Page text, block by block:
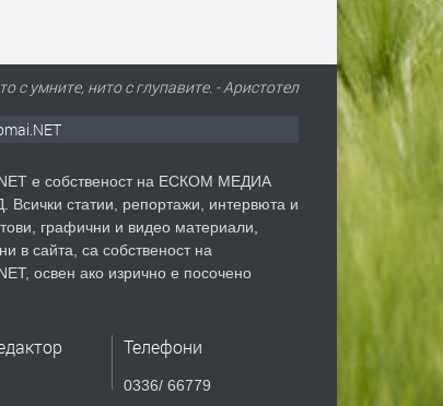
с умните, нито с глупавите. - Аристотел
е собственост на ЕСКОМ МЕДИА
статии, репортажи, интервюта и
графични и видео материали,
в сайта, са собственост на
освен ако изрично е посочено
Телефони
0336/ 66779